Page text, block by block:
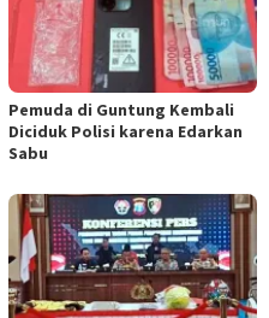
Pemuda di Guntung Kembali
Diciduk Polisi karena Edarkan
Sabu